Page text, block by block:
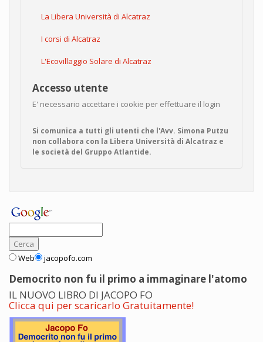
La Libera Università di Alcatraz
I corsi di Alcatraz
L'Ecovillaggio Solare di Alcatraz
Accesso utente
E' necessario accettare i cookie per effettuare il login
Si comunica a tutti gli utenti che l'Avv. Simona Putzu
non collabora con la Libera Università di Alcatraz e
le società del Gruppo Atlantide.
Web jacopofo.com
Democrito non fu il primo a immaginare l'atomo
IL NUOVO LIBRO DI JACOPO FO
Clicca qui per scaricarlo Gratuitamente!